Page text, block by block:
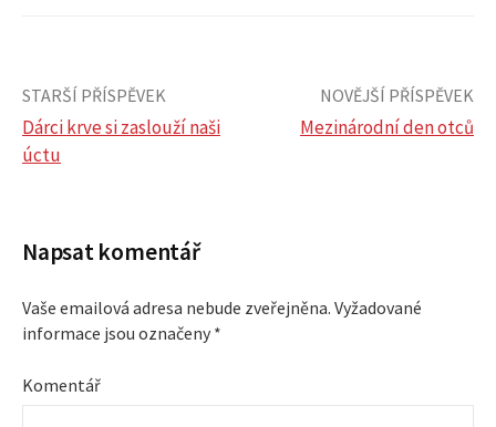
N
i
g
STARŠÍ PŘÍSPĚVEK
Dárci krve si zaslouží naši
úctu
NOVĚJŠÍ PŘÍSPĚVEK
Mezinárodní den otců
Napsat komentář
Vaše emailová adresa nebude zveřejněna. Vyžadované
informace jsou označeny *
Komentář